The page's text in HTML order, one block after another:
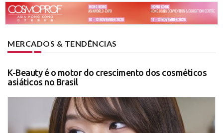
MERCADOS & TENDÊNCIAS
K-Beauty é o motor do crescimento dos cosméticos
asiáticos no Brasil